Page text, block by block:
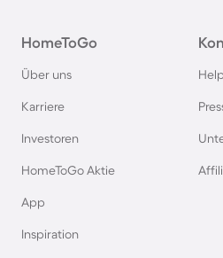
Chalets und Hütten im
Hütten und Chalets im
Chalets und Hütten in
HomeToGo
Über uns
Karriere
Investoren
HomeToGo Aktie
App
Inspiration